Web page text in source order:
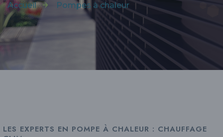
Accueil Pompes à chaleur
LES EXPERTS EN POMPE À CHALEUR : CHAUFFAGE